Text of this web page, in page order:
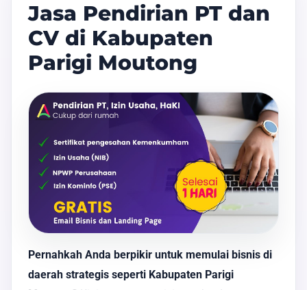
Jasa Pendirian PT dan
CV di Kabupaten
Parigi Moutong
Pernahkah Anda berpikir untuk memulai bisnis di
daerah strategis seperti Kabupaten Parigi